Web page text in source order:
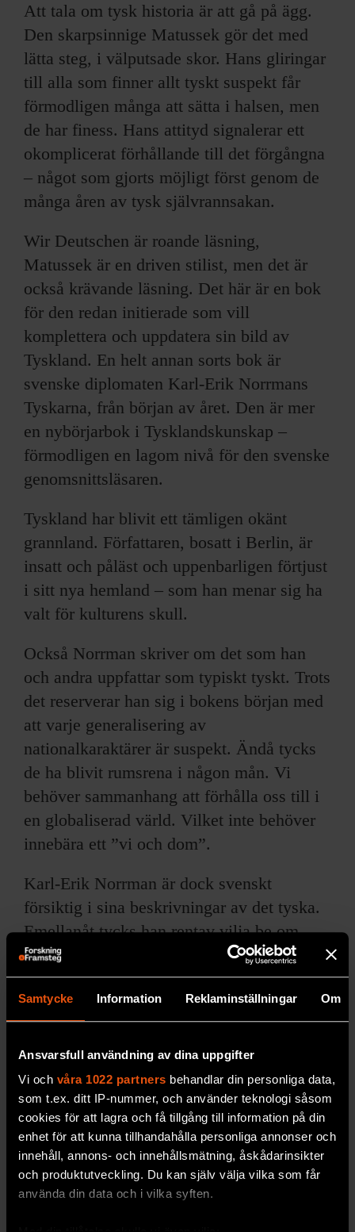
Samtycke Information Reklaminställningar Om
Ansvarsfull användning av dina uppgifter
Vi och våra 1022 partners behandlar din personliga data,
som t.ex. ditt IP-nummer, och använder teknologi såsom
cookies för att lagra och få tillgång till information på din
enhet för att kunna tillhandahålla personliga annonser och
innehåll, annons- och innehållsmätning, åskådarinsikter
och produktutveckling. Du kan själv välja vilka som får
använda din data och i vilka syften.
Att tala om tysk historia är att gå på ägg.
Den skarpsinnige Matussek gör det med
lätta steg, i välputsade skor. Hans gliringar
till alla som finner allt tyskt suspekt får
förmodligen många att sätta i halsen, men
de har finess. Hans attityd signalerar ett
okomplicerat förhållande till det förgångna
– något som gjorts möjligt först genom de
många åren av tysk självrannsakan.
Wir Deutschen är roande läsning,
Matussek är en driven stilist, men det är
också krävande läsning. Det här är en bok
för den redan initierade som vill
komplettera och uppdatera sin bild av
Tyskland. En helt annan sorts bok är
svenske diplomaten Karl-Erik Norrmans
Tyskarna, från början av året. Den är mer
en nybörjarbok i Tysklandskunskap –
förmodligen en lagom nivå för den svenske
genomsnittsläsaren.
Tyskland har blivit ett tämligen okänt
grannland. Författaren, bosatt i Berlin, är
insatt och påläst och uppenbarligen förtjust
i sitt nya hemland – som han menar sig ha
valt för kulturens skull.
Också Norrman skriver om det som han
och andra uppfattar som typiskt tyskt. Trots
det reserverar han sig i bokens början med
att varje generalisering av
nationalkaraktärer är suspekt. Ändå tycks
de ha blivit rumsrena i någon mån. Vi
behöver sammanhang att förhålla oss till i
en globaliserad värld. Vilket inte behöver
innebära ett ”vi och dom”.
Karl-Erik Norrman är dock svenskt
försiktig i sina beskrivningar av det tyska.
Emellanåt tycks han rentav vilja be om
ursäkt för sitt intresse och sitt gillande;
något annat vore kanske för utmanande för
vårt enögda och angloamerikaniserade
kulturklimat. Kanske är det också därför
han ibland kommer med hummande
antydningar i texten – och ibland blir
övertydlig.
I boken står mycket om tysk kultur. Det
handlar om sådant som det tyska jammern,
egenheten att gnälla och klaga på allt och